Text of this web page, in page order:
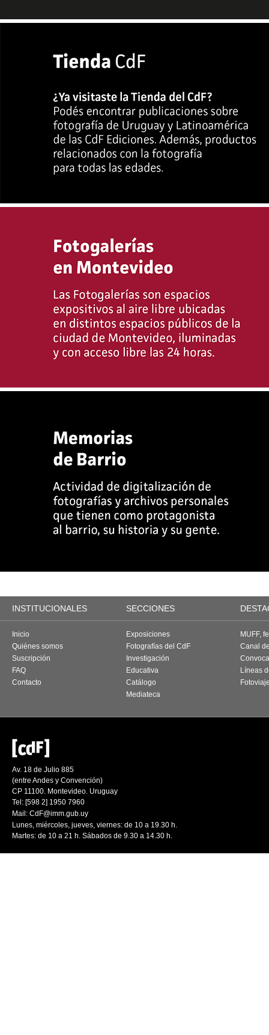
INSTITUCIONALES SECCIONES
Inicio
Quiénes somos
Suscripción
FAQ
Contacto
Exposiciones
Fotografías del CdF
Investigación
Educativa
Catálogo
Mediateca
MUFF,
Canal
Líneas
Av. 18 de Julio 885
(entre Andes y Convención)
CP 11100. Montevideo. Uruguay
Tel: [598 2] 1950 7960
Mail: CdF@imm.gub.uy
Lunes, miércoles, jueves, viernes: de 10 a 19.30 h.
Martes: de 10 a 21 h. Sábados de 9.30 a 14.30 h.